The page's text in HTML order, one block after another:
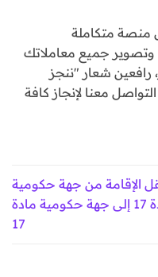
منصة متكاملة
جميع معاملاتك
شعار "ننجز
معنا لإنجاز كافة
الإقامة من جهة حكومية
مادة 17 إلى جهة حكومية مادة
17